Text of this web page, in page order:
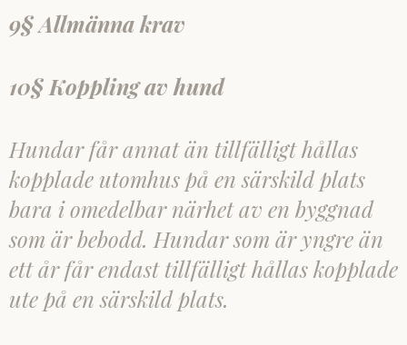
9§ Allmänna krav
10§ Koppling av hund
Hundar får annat än tillfälligt hållas
kopplade utomhus på en särskild plats
bara i omedelbar närhet av en byggnad
som är bebodd. Hundar som är yngre än
ett år får endast tillfälligt hållas kopplade
ute på en särskild plats.